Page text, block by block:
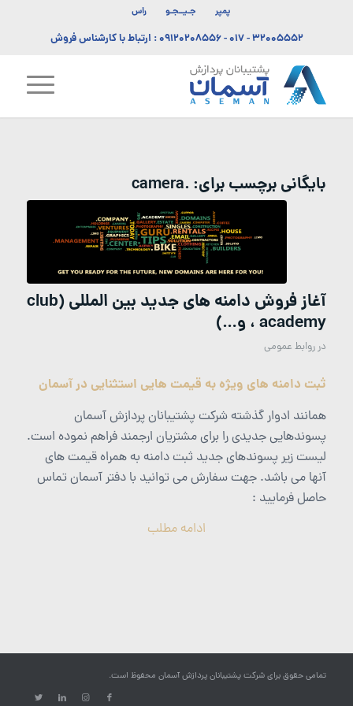
پمپر جـیــجـو راس
۳۲۰۰۵۵۵۲ - ۰۱۷ -۰۹۱۲۰۲۰۸۵۵۶: ارتباط با کارشناس فروش
بایگانی برچسب برای: .camera
آغاز فروش دامنه های جدید بین المللی (club
، academy و…)
درروابط عمومی
ثبت دامنه های ویژه به قیمت هایی استثنایی در آسمان
همانند ادوار گذشته شرکت پشتیبانان پردازش آسمان
پسوندهایی جدیدی را برای مشتریان ارجمند فراهم نموده است.
لیست زیر پسوندهای جدید ثبت دامنه به همراه قیمت های
آنها می باشد. جهت سفارش می توانید با دفتر آسمان تماس
حاصل فرمایید :
ادامه مطلب
تمامی حقوق برای شرکت پشتیبانان پردازش آسمان محفوظ است.